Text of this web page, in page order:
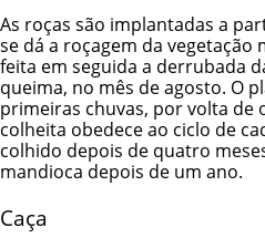
As roças são implantadas a
se dá a roçagem da vegetação
feita em seguida a derrubada
queima, no mês de agosto. O
primeiras chuvas, por volta de
colheita obedece ao ciclo de
colhido depois de quatro
mandioca depois de um ano.
Caça